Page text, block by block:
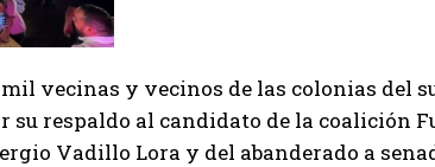
vecinas y vecinos de las colonias del
respaldo al candidato de la coalición
Vadillo Lora y del abanderado a